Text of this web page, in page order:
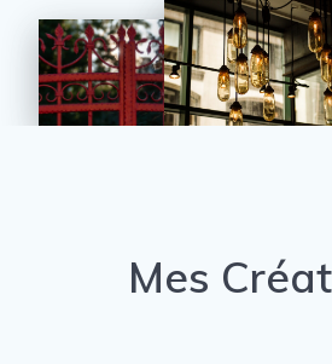
Mes